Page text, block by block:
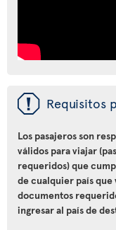
ü Requisitos
Los pasajeros son
válidos para viajar
requeridos) que
de cualquier país que
documentos
ingresar al país de